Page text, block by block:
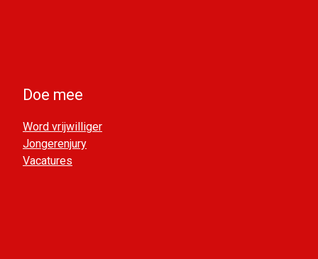
Doe mee
Word vrijwilliger
Jongerenjury
Vacatures